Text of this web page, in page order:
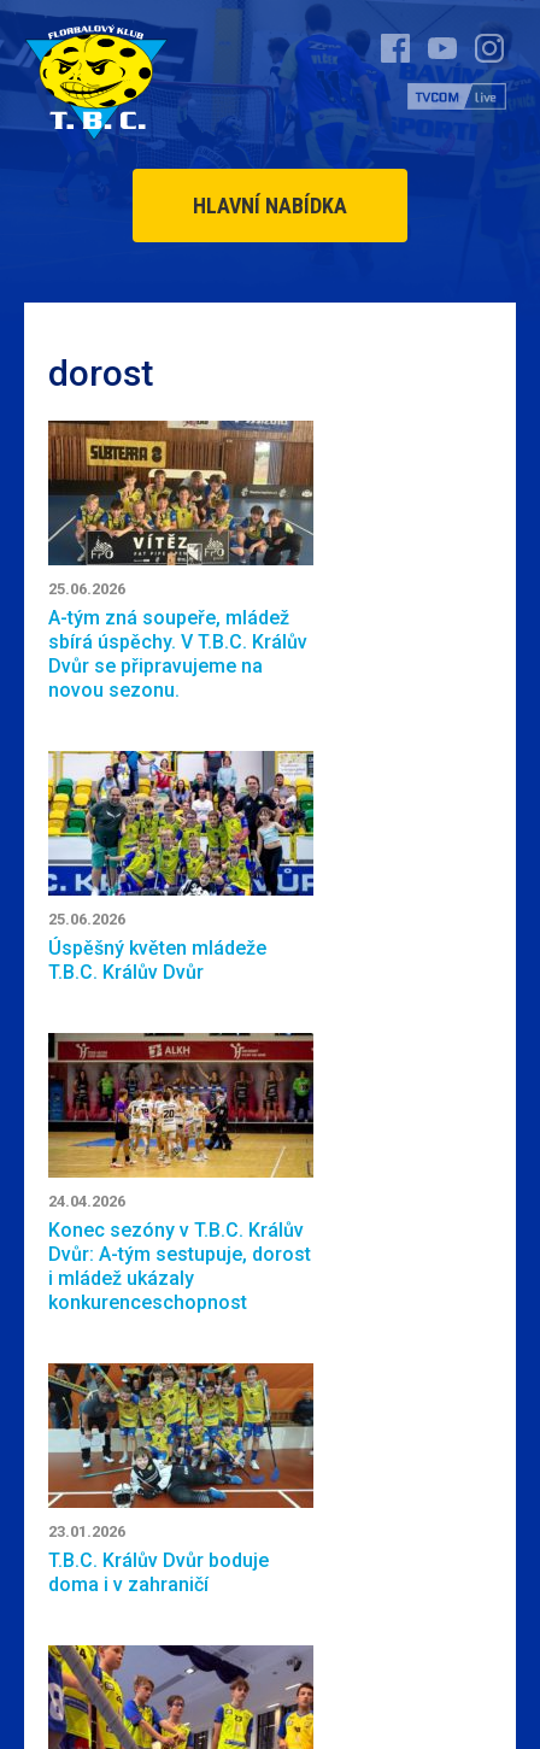
HLAVNÍ NABÍDKA
dorost
25.06.2026
A-tým zná soupeře, mládež
sbírá úspěchy. V T.B.C. Králův
Dvůr se připravujeme na
novou sezonu.
25.06.2026
Úspěšný květen mládeže
T.B.C. Králův Dvůr
24.04.2026
Konec sezóny v T.B.C. Králův
Dvůr: A-tým sestupuje, dorost
i mládež ukázaly
konkurenceschopnost
23.01.2026
T.B.C. Králův Dvůr boduje
doma i v zahraničí